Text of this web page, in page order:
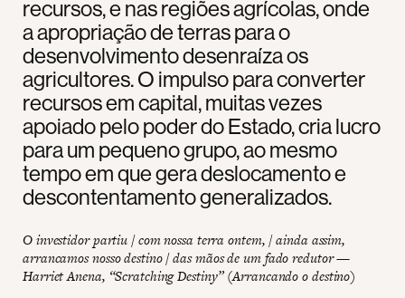
recursos, e nas regiões agrícolas, onde
a apropriação de terras para o
desenvolvimento desenraíza os
agricultores. O impulso para converter
recursos em capital, muitas vezes
apoiado pelo poder do Estado, cria lucro
para um pequeno grupo, ao mesmo
tempo em que gera deslocamento e
descontentamento generalizados.
O investidor partiu / com nossa terra ontem, / ainda assim,
arrancamos nosso destino / das mãos de um fado redutor —
Harriet Anena, “Scratching Destiny” (Arrancando o destino)